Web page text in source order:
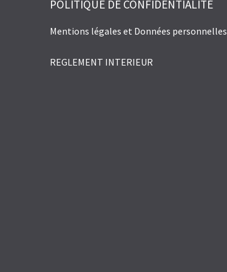
POLITIQUE DE CONFIDENTIALITÉ
Mentions légales et Données personnelles
REGLEMENT INTERIEUR